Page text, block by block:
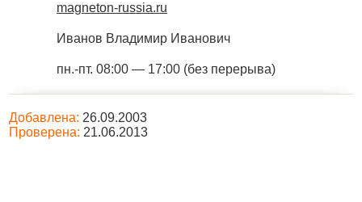
magneton-russia.ru
Иванов Владимир Иванович
пн.-пт. 08:00 — 17:00 (без перерыва)
Добавлена: 26.09.2003
Проверена: 21.06.2013